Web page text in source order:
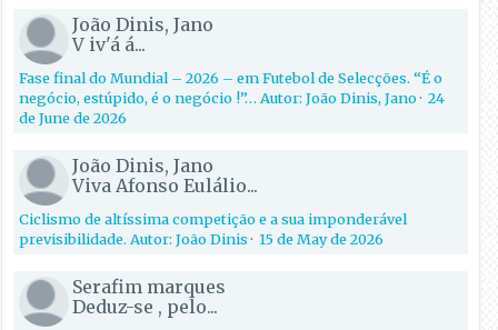
João Dinis, Jano
V iv'á á...
Fase final do Mundial – 2026 – em Futebol de Selecções. “É o
negócio, estúpido, é o negócio !”… Autor: João Dinis, Jano·24
de June de 2026
João Dinis, Jano
Viva Afonso Eulálio...
Ciclismo de altíssima competição e a sua imponderável
previsibilidade. Autor: João Dinis·15 de May de 2026
Serafim marques
Deduz-se , pelo...